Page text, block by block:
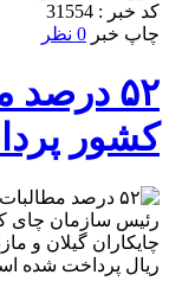
کد خبر : 31554
چاپ خبر 0 نظر
۵۲
کشور
ریال پرداخت شده